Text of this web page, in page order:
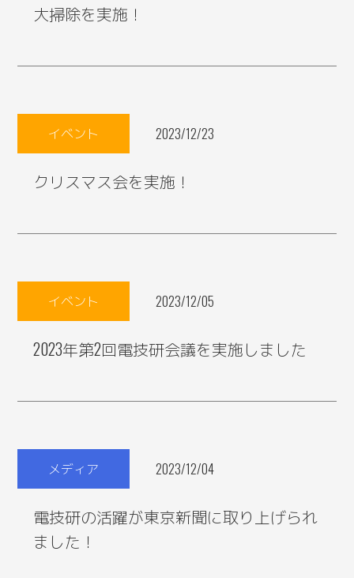
大掃除を実施！
2023/12/23
イベント
クリスマス会を実施！
2023/12/05
イベント
2023年第2回電技研会議を実施しました
2023/12/04
メディア
電技研の活躍が東京新聞に取り上げられ
ました！